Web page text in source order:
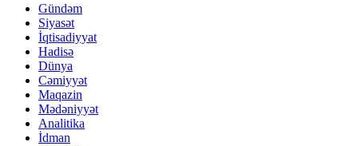
Gündəm
Siyasət
İqtisadiyyat
Hadisə
Dünya
Cəmiyyət
Maqazin
Mədəniyyət
Analitika
İdman